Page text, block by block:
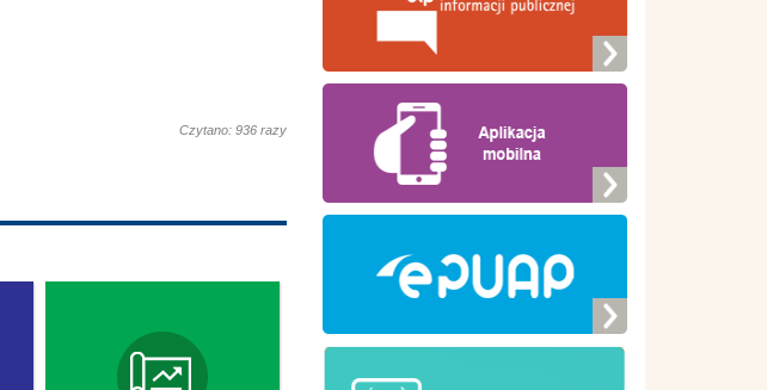
Czytano: 936 razy